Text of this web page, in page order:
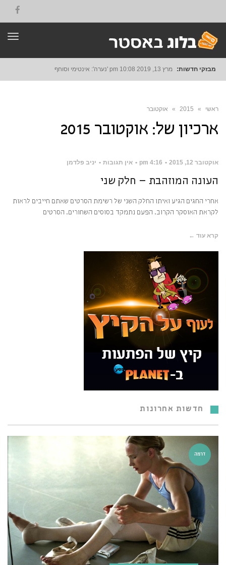
מבזקי חדשות: מרץ 13, 2019 10:08 pm 'נערה': אינטימי וסוחף
ראשי »
2015
» אוקטובר
ארכיון של: אוקטובר 2015
אוקטובר 12, 2015 4:16 pm אין תגובות יניב פלדמן
העונה המוזהבת – חלק שני
אחרי החגים הגיע ואיתו החלק השני של רשימת הסרטים שאתם חייבים לראות
לקראת האוסקר הקרוב. הפעם נתמקד בסוסים השחורים. הסרטים
קרא עוד ←
חדשות אחרונות
דרמה